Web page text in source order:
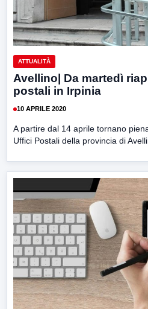
ATTUALITÀ
Avellino| Da martedì
postali in Irpinia
10 APRILE 2020
A partire dal 14 aprile tornano
Uffici Postali della provincia di